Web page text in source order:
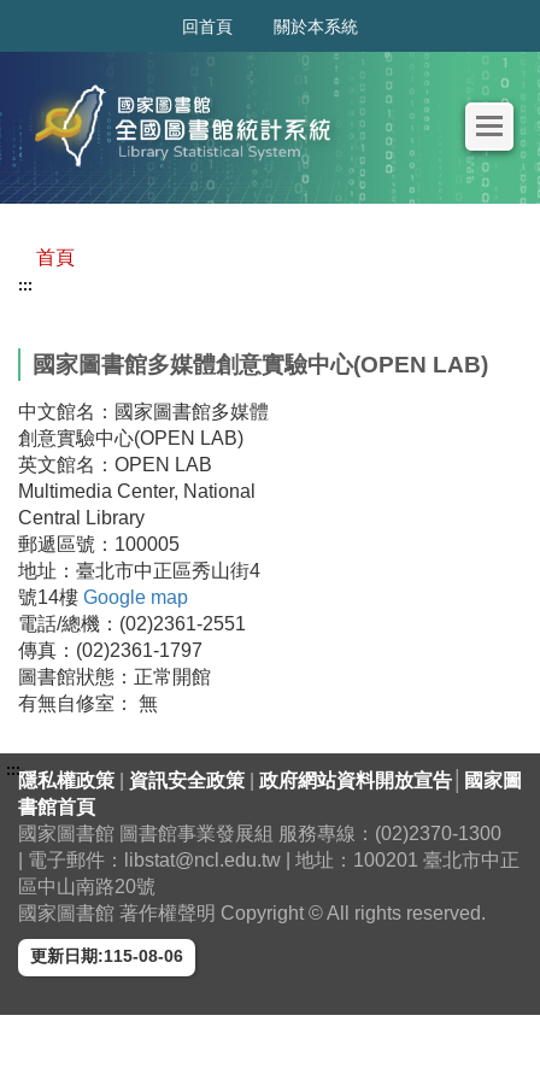
回首頁 關於本系統
首頁
:::
國家圖書館多媒體創意實驗中心(OPEN LAB)
中文館名：國家圖書館多媒體
創意實驗中心(OPEN LAB)
英文館名：OPEN LAB
Multimedia Center, National
Central Library
郵遞區號：100005
地址：臺北市中正區秀山街4
號14樓 Google map
電話/總機：(02)2361-2551
傳真：(02)2361-1797
圖書館狀態：正常開館
有無自修室： 無
:::隱私權政策 資訊安全政策 政府網站資料開放宣告
國家圖
書館首頁
國家圖書館 圖書館事業發展組 服務專線：(02)2370-1300
| 電子郵件：libstat@ncl.edu.tw | 地址：100201 臺北市中正
區中山南路20號
國家圖書館 著作權聲明 Copyright © All rights reserved.
更新日期:115-08-06